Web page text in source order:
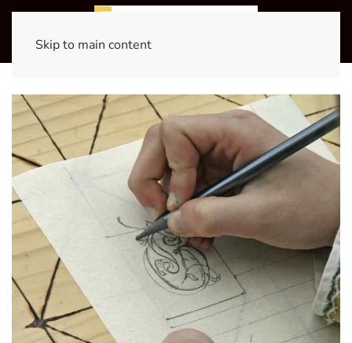
Skip to main content